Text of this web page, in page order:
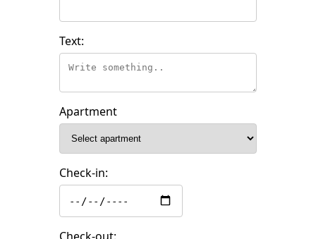
Text:
Apartment
Check-in: